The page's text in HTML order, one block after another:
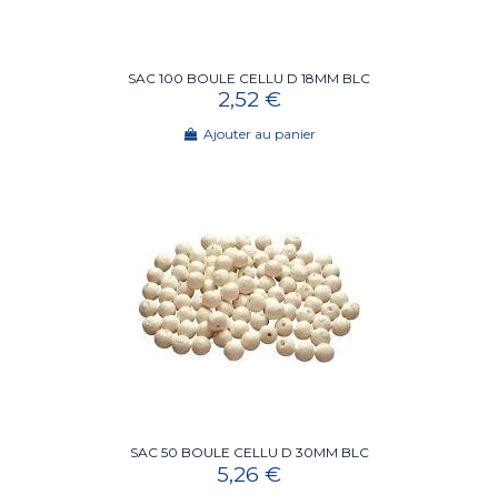
SAC 100 BOULE CELLU D 18MM BLC
2,52 €
Ajouter au panier
SAC 50 BOULE CELLU D 30MM BLC
5,26 €